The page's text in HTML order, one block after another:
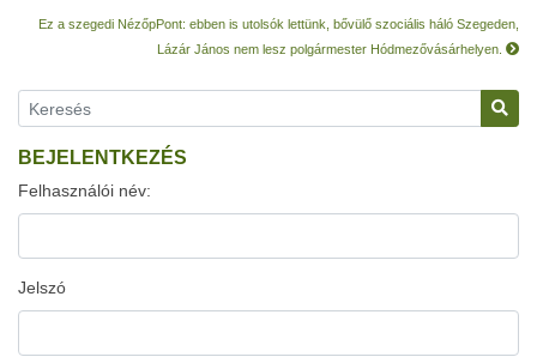
Ez a szegedi NézőpPont: ebben is utolsók lettünk, bővülő szociális háló Szegeden,
Lázár János nem lesz polgármester Hódmezővásárhelyen.
BEJELENTKEZÉS
Felhasználói név:
Jelszó